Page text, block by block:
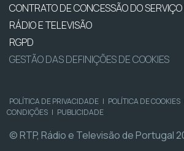
CONTRATO DE CONCESSÃO DO
RÁDIO E TELEVISÃO
RGPD
GESTÃO DAS DEFINIÇÕES DE COOKIES
POLÍTICA DE PRIVACIDADE | POLÍTICA DE COOKIES
CONDIÇÕES | PUBLICIDADE
© RTP, Rádio e Televisão de Portugal